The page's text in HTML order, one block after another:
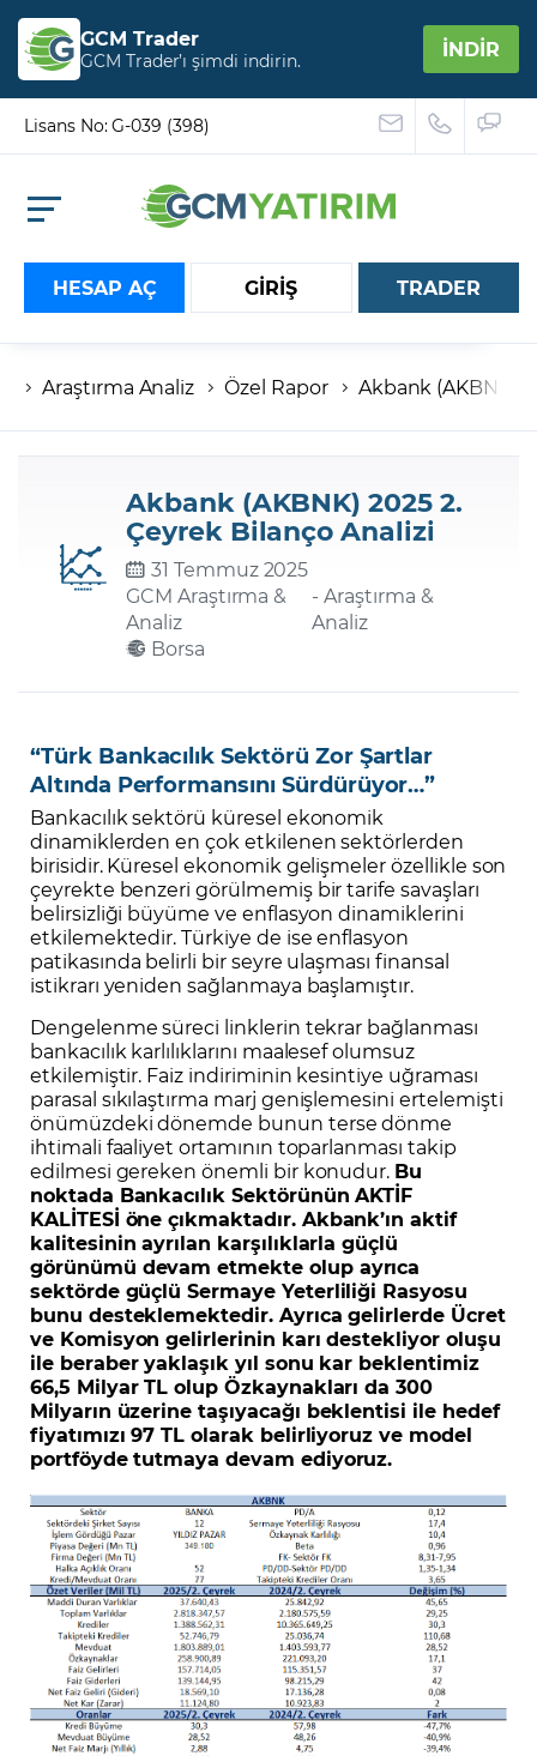
GCM Trader
GCM Trader’ı şimdi indirin. İNDİR
Lisans No: G-039 (398)
HESAP AÇ GİRİŞ
Hesap numaranız
Şifreniz
Şifremi Unuttum
TRADER
Araştırma Analiz Özel Rapor Akbank (AKBNK)
Akbank (AKBNK) 2025 2.
Çeyrek Bilanço Analizi
31 Temmuz 2025
GCM Araştırma &
Analiz
- Araştırma &
Analiz
Borsa
“Türk Bankacılık Sektörü Zor Şartlar
Altında Performansını Sürdürüyor…”
Bankacılık sektörü küresel ekonomik
dinamiklerden en çok etkilenen sektörlerden
birisidir. Küresel ekonomik gelişmeler özellikle son
çeyrekte benzeri görülmemiş bir tarife savaşları
belirsizliği büyüme ve enflasyon dinamiklerini
etkilemektedir. Türkiye de ise enflasyon
patikasında belirli bir seyre ulaşması finansal
istikrarı yeniden sağlanmaya başlamıştır.
Dengelenme süreci linklerin tekrar bağlanması
bankacılık karlılıklarını maalesef olumsuz
etkilemiştir. Faiz indiriminin kesintiye uğraması
parasal sıkılaştırma marj genişlemesini ertelemişti
önümüzdeki dönemde bunun terse dönme
ihtimali faaliyet ortamının toparlanması takip
edilmesi gereken önemli bir konudur. Bu
noktada Bankacılık Sektörünün AKTİF
KALİTESİ öne çıkmaktadır. Akbank’ın aktif
kalitesinin ayrılan karşılıklarla güçlü
görünümü devam etmekte olup ayrıca
sektörde güçlü Sermaye Yeterliliği Rasyosu
bunu desteklemektedir. Ayrıca gelirlerde Ücret
ve Komisyon gelirlerinin karı destekliyor oluşu
ile beraber yaklaşık yıl sonu kar beklentimiz
66,5 Milyar TL olup Özkaynakları da 300
Milyarın üzerine taşıyacağı beklentisi ile hedef
fiyatımızı 97 TL olarak belirliyoruz ve model
portföyde tutmaya devam ediyoruz.